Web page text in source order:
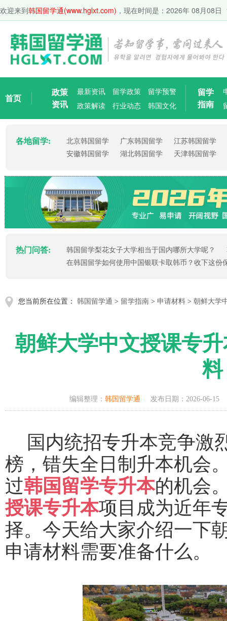
欢迎来到韩国留学通(www.hglxt.com) ，现在时间是： 2026年 08月08日
首页
政策
资讯
最新资讯 留学政策
留学预警
政策解读
行业动态 韩国文化
留学
指南
各地留学: 北京韩国留学 广东韩国留学
江苏韩国留学
安徽韩国留学
湖北韩国留学 天津韩国留学
热门问答: 韩国留学梨花女子大学相当于国内哪所大学呢？
在韩国留学如何使用中国银联卡取韩币？收下这份
您当前所在位置： 韩国留学通 > 留学指南 > 申请材料 > 朝鲜大学
朝鲜大学中文授课专
编辑整理： 韩国留学通 发布日期：2026-06-15
国内统招专升本竞争激
榜，错失全日制升本机会
过韩国留学专升本的机会
授课专升本项目成为近年
择。今天给大家介绍一下
申请材料需要准备什么。